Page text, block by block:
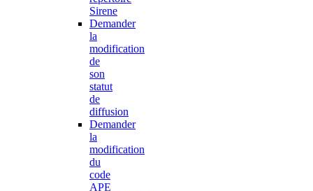
Sirene
Demander
la
modification
de
son
statut
de
diffusion
Demander
la
modification
du
code
APE